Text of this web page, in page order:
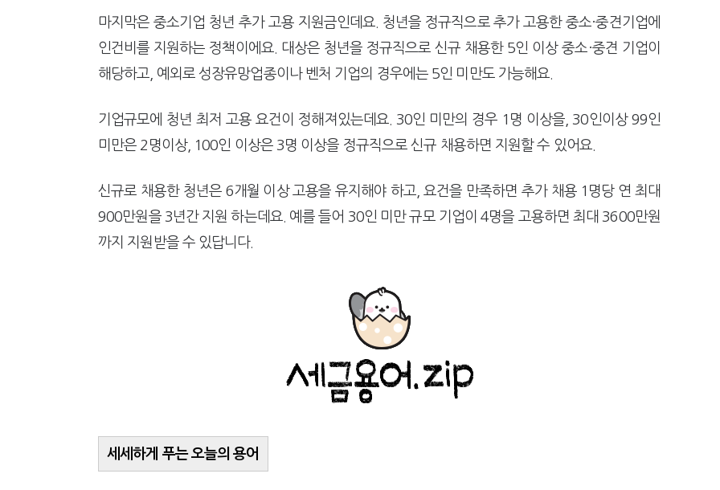
마지막은 중소기업 청년 추가 고용 지원금인데요. 청년을 정규직으로 추가 고용한 중소·중견기업에
인건비를 지원하는 정책이에요. 대상은 청년을 정규직으로 신규 채용한 5인 이상 중소·중견 기업이
해당하고, 예외로 성장유망업종이나 벤처 기업의 경우에는 5인 미만도 가능해요.
기업규모에 청년 최저 고용 요건이 정해져있는데요. 30인 미만의 경우 1명 이상을, 30인이상 99인
미만은 2명이상, 100인 이상은 3명 이상을 정규직으로 신규 채용하면 지원할 수 있어요.
신규로 채용한 청년은 6개월 이상 고용을 유지해야 하고, 요건을 만족하면 추가 채용 1명당 연 최대
900만원을 3년간 지원 하는데요. 예를 들어 30인 미만 규모 기업이 4명을 고용하면 최대 3600만원
까지 지원받을 수 있답니다.
세세하게 푸는 오늘의 용어